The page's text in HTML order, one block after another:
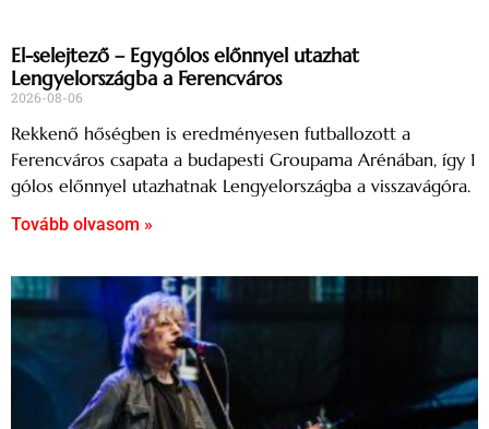
El-selejtező – Egygólos előnnyel utazhat
Lengyelországba a Ferencváros
2026-08-06
Rekkenő hőségben is eredményesen futballozott a
Ferencváros csapata a budapesti Groupama Arénában, így 1
gólos előnnyel utazhatnak Lengyelországba a visszavágóra.
Tovább olvasom »